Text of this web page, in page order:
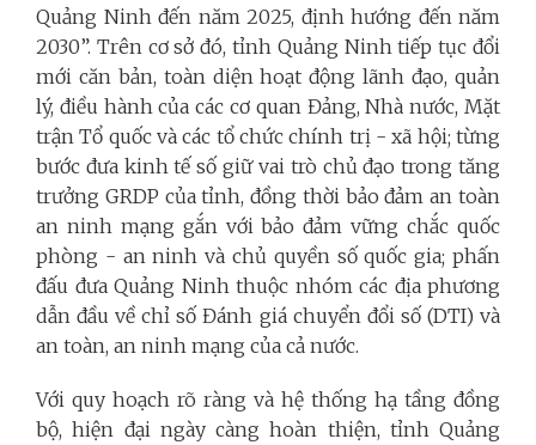
Quảng Ninh đến năm 2025, định hướng đến năm
2030”. Trên cơ sở đó, tỉnh Quảng Ninh tiếp tục đổi
mới căn bản, toàn diện hoạt động lãnh đạo, quản
lý, điều hành của các cơ quan Đảng, Nhà nước, Mặt
trận Tổ quốc và các tổ chức chính trị - xã hội; từng
bước đưa kinh tế số giữ vai trò chủ đạo trong tăng
trưởng GRDP của tỉnh, đồng thời bảo đảm an toàn
an ninh mạng gắn với bảo đảm vững chắc quốc
phòng - an ninh và chủ quyền số quốc gia; phấn
đấu đưa Quảng Ninh thuộc nhóm các địa phương
dẫn đầu về chỉ số Đánh giá chuyển đổi số (DTI) và
an toàn, an ninh mạng của cả nước.
Với quy hoạch rõ ràng và hệ thống hạ tầng đồng
bộ, hiện đại ngày càng hoàn thiện, tỉnh Quảng